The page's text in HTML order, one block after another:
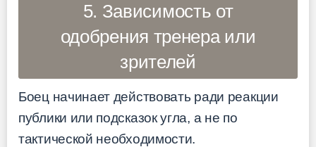
5. Зависимость от
одобрения тренера или
зрителей
Боец начинает действовать ради реакции
публики или подсказок угла, а не по
тактической необходимости.